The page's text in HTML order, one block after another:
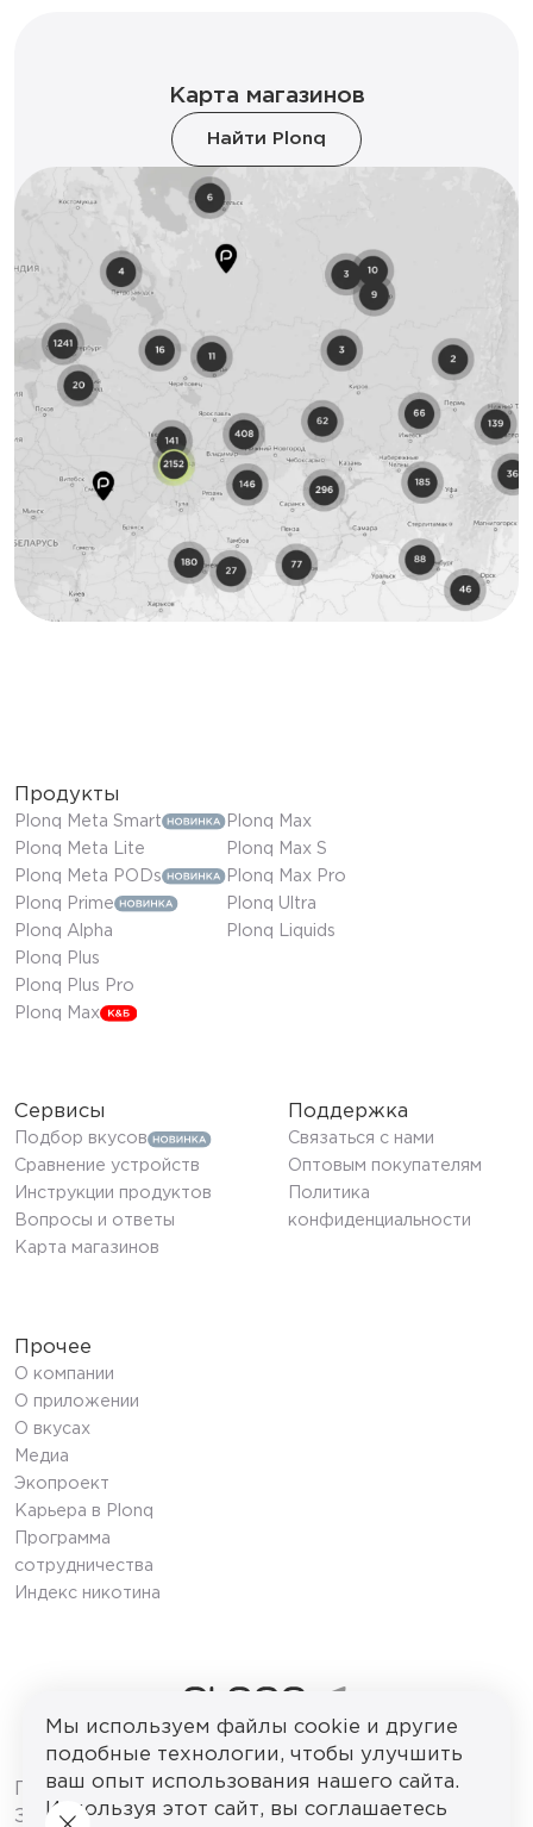
Карта магазинов
Найти Plonq
Мы используем файлы cookie и другие
подобные технологии, чтобы улучшить
ваш опыт использования нашего сайта.
Используя этот сайт, вы соглашаетесь
© 2026 ООО «ПЛОНК»
Продукты
Plonq Meta Smart
Plonq Meta Lite
Plonq Meta PODs
Plonq Prime
Plonq Alpha
Plonq Plus
Plonq Plus Pro
Plonq Max
Plonq Max
Plonq Max S
Plonq Max Pro
Plonq Ultra
Plonq Liquids
Сервисы
Подбор вкусов
Сравнение устройств
Инструкции продуктов
Вопросы и ответы
Карта магазинов
Поддержка
Связаться с нами
Оптовым покупателям
Политика
конфиденциальности
Прочее
О компании
О приложении
О вкусах
Медиа
Экопроект
Карьера в Plonq
Программа
сотрудничества
Индекс никотина
ПРОДАЖА НЕСОВЕРШЕННОЛЕТНИМ
ЗАПРЕЩЕНА. Сайт используется